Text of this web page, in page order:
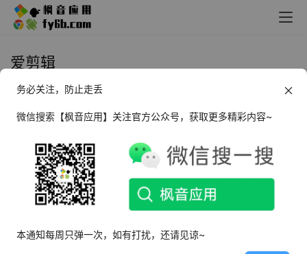
爱剪辑
2021年12月2日
务必关注，防止走丢
微信搜索【枫音应用】关注官方公众号，获取更多精彩内容~
本通知每周只弹一次，如有打扰，还请见谅~